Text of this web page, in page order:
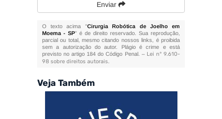
Enviar
O texto acima "Cirurgia Robótica de Joelho em
Moema - SP" é de direito reservado. Sua reprodução,
parcial ou total, mesmo citando nossos links, é proibida
sem a autorização do autor. Plágio é crime e está
previsto no artigo 184 do Código Penal. – Lei n° 9.610-
98 sobre direitos autorais.
Veja Também